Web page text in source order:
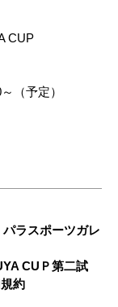
CUP​
（予定）​
ラスポーツガレ
CUＰ第二試
約